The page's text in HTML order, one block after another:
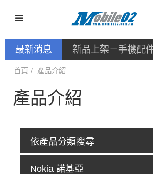
最新消息
新品上架－手機配
NILLKIN
首頁 產品介紹
產品介紹